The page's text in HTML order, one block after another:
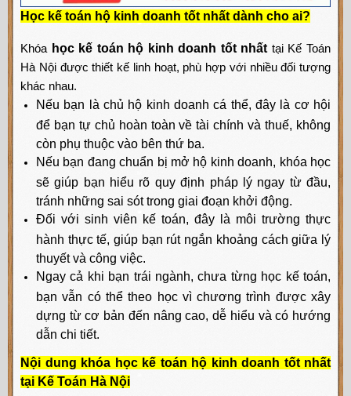
Học kế toán hộ kinh doanh tốt nhất dành cho ai?
Khóa học kế toán hộ kinh doanh tốt nhấttại Kế Toán
Hà Nội được thiết kế linh hoạt, phù hợp với nhiều đối tượng
khác nhau.
Nếu bạn là chủ hộ kinh doanh cá thể, đây là cơ hội
để bạn tự chủ hoàn toàn về tài chính và thuế, không
còn phụ thuộc vào bên thứ ba.
Nếu bạn đang chuẩn bị mở hộ kinh doanh, khóa học
sẽ giúp bạn hiểu rõ quy định pháp lý ngay từ đầu,
tránh những sai sót trong giai đoạn khởi động.
Đối với sinh viên kế toán, đây là môi trường thực
hành thực tế, giúp bạn rút ngắn khoảng cách giữa lý
thuyết và công việc.
Ngay cả khi bạn trái ngành, chưa từng học kế toán,
bạn vẫn có thể theo học vì chương trình được xây
dựng từ cơ bản đến nâng cao, dễ hiểu và có hướng
dẫn chi tiết.
Nội dung khóa học kế toán hộ kinh doanh tốt nhất
tại Kế Toán Hà Nội